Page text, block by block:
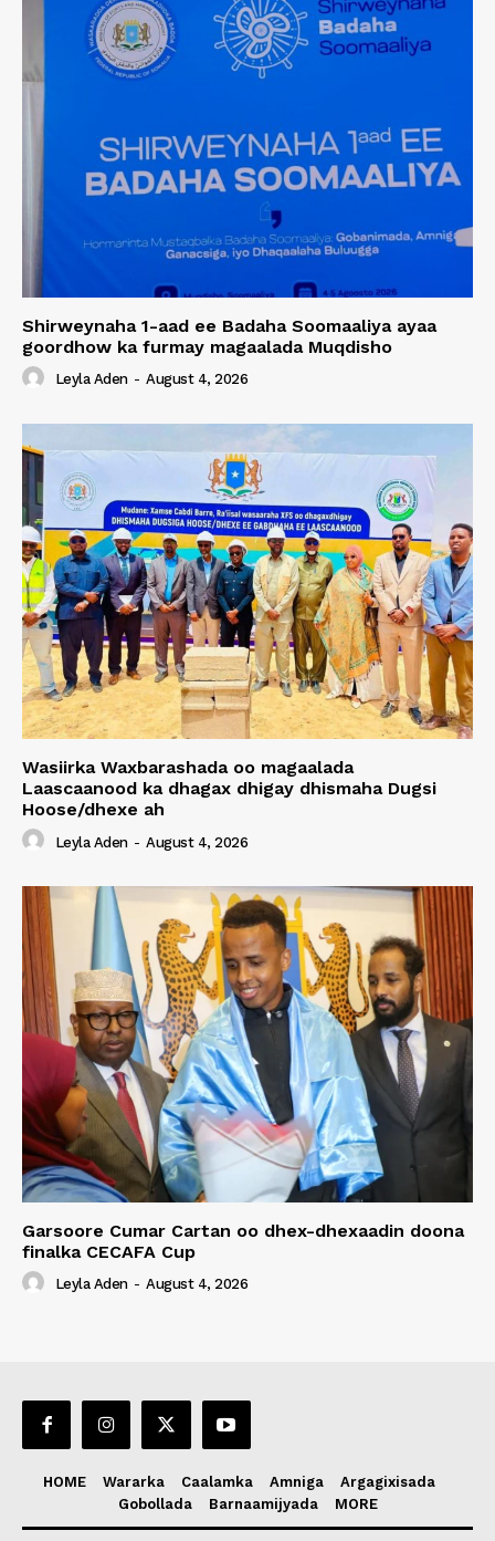
Shirweynaha 1-aad ee Badaha Soomaaliya ayaa
goordhow ka furmay magaalada Muqdisho
Leyla Aden - August 4, 2026
Wasiirka Waxbarashada oo magaalada
Laascaanood ka dhagax dhigay dhismaha Dugsi
Hoose/dhexe ah
Leyla Aden - August 4, 2026
Garsoore Cumar Cartan oo dhex-dhexaadin doona
finalka CECAFA Cup
Leyla Aden - August 4, 2026
HOME Wararka Caalamka Amniga
Argagixisada
Gobollada
Barnaamijyada MORE